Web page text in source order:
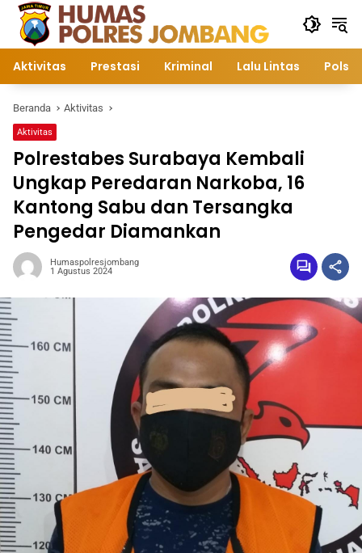
Langsung
konten
Aktivitas Prestasi Kriminal Lalu Lintas
Beranda Aktivitas
Aktivitas
Polrestabes Surabaya Kembali
Ungkap Peredaran Narkoba, 16
Kantong Sabu dan Tersangka
Pengedar Diamankan
Humaspolresjombang
1 Agustus 2024